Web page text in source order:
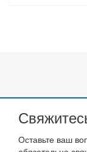
Оставьте ваш